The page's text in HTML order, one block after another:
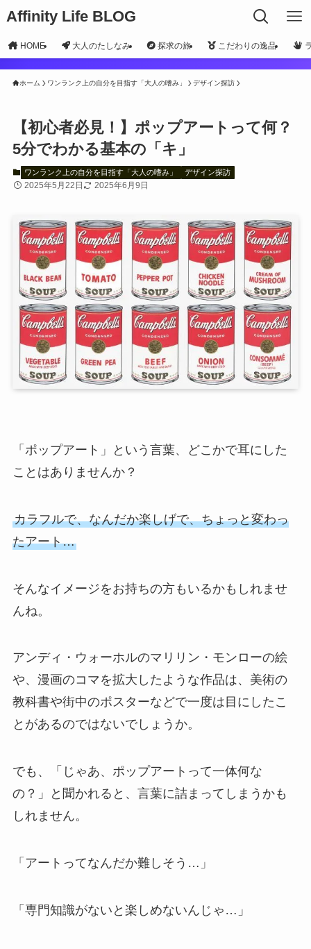
Affinity Life BLOG
HOME 大人のたしなみ 探求の旅 こだわりの逸品
ホーム ワンランク上の自分を目指す「大人の嗜み」 デザイン探訪
【初心者必見！】ポップアートって何？
5分でわかる基本の「キ」
ワンランク上の自分を目指す「大人の嗜み」 デザイン探訪
2025年5月22日 2025年6月9日
「ポップアート」という言葉、どこかで耳にした
ことはありませんか？
カラフルで、なんだか楽しげで、ちょっと変わっ
たアート…
そんなイメージをお持ちの方もいるかもしれませ
んね。
アンディ・ウォーホルのマリリン・モンローの絵
や、漫画のコマを拡大したような作品は、美術の
教科書や街中のポスターなどで一度は目にしたこ
とがあるのではないでしょうか。
でも、「じゃあ、ポップアートって一体何な
の？」と聞かれると、言葉に詰まってしまうかも
しれません。
「アートってなんだか難しそう…」
「専門知識がないと楽しめないんじゃ…」